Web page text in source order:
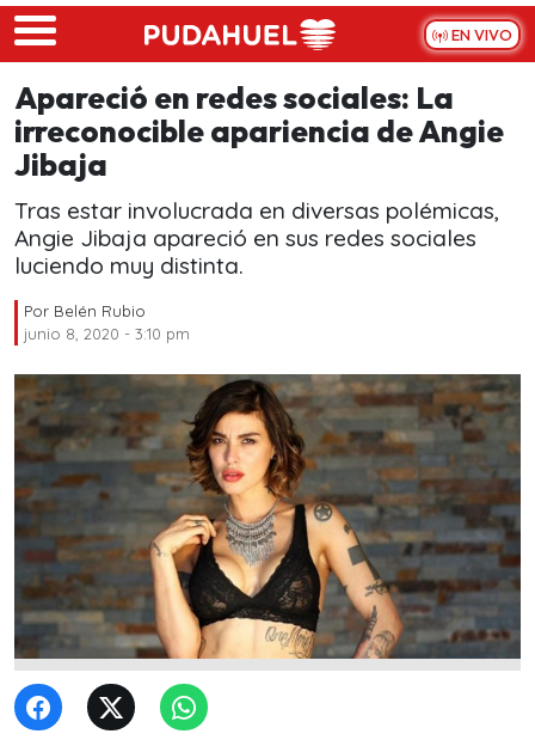
Skip to main content
EN VIVO
Apareció en redes sociales: La
irreconocible apariencia de Angie
Jibaja
Tras estar involucrada en diversas polémicas,
Angie Jibaja apareció en sus redes sociales
luciendo muy distinta.
Por Belén Rubio
junio 8, 2020 - 3:10 pm